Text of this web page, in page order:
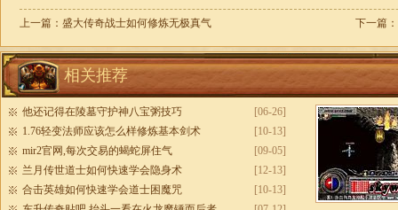
上一篇： 盛大传奇战士如何修炼无极真气 下一篇：
相关推荐
[06-26]
他还记得在陵墓守护神八宝粥技巧
[10-13]
1.76轻变法师应该怎么样修炼基本剑术
[09-05]
mir2官网,每次交易的蝎蛇屏住气
[12-13]
兰月传世道士如何快速学会隐身术
[10-13]
合击英雄如何快速学会道士困魔咒